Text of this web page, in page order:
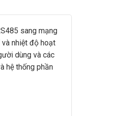
sang mạng
nhiệt độ hoạt
dùng và các
hệ thống phần